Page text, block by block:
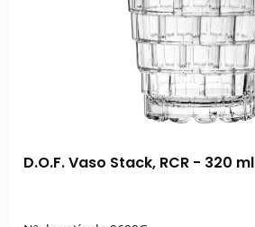
D.O.F. Vaso Stack, RCR - 320 ml